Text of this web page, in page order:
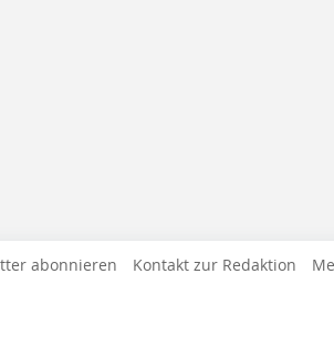
abonnieren Kontakt zur Redaktion